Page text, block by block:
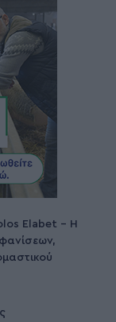
Elabet – H